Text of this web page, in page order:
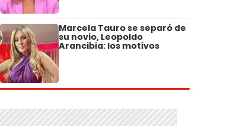
Marcela Tauro se separó de
su novio, Leopoldo
Arancibia: los motivos